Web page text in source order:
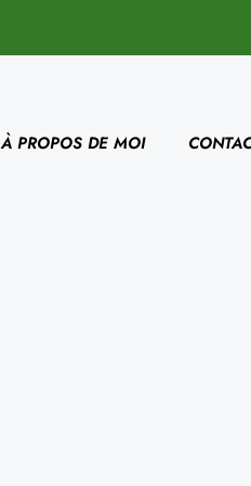
À PROPOS DE MOI